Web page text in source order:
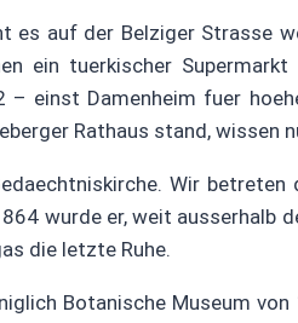
auf der Belziger Strasse
ein tuerkischer
– einst Damenheim fuer
Rathaus stand, wissen
Wir
wurde er, weit ausserhalb
die letzte Ruhe.
Botanische Museum